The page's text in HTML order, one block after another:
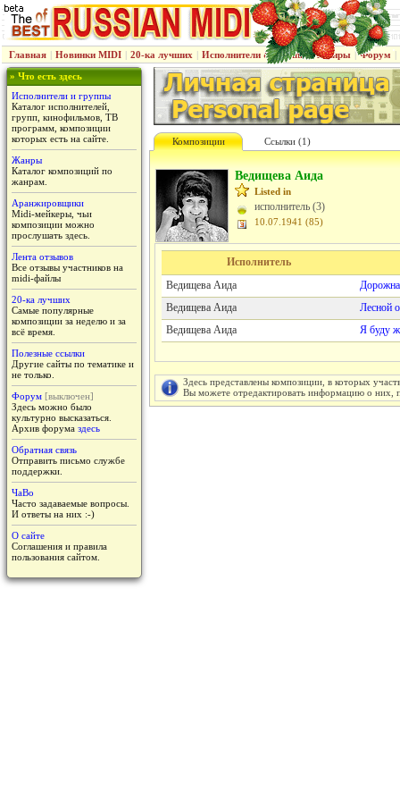
Главная | Новинки MIDI | 20-ка лучших | Исполнители & группы | Жанры | Форум |
» Что есть здесь
Исполнители и группы
Каталог исполнителей,
групп, кинофильмов, ТВ
программ, композиции
которых есть на сайте.
Жанры
Каталог композиций по
жанрам.
Аранжировщики
Midi-мейкеры, чьи
композиции можно
прослушать здесь.
Лента отзывов
Все отзывы участников на
midi-файлы
20-ка лучших
Самые популярные
композиции за неделю и за
всё время.
Полезные ссылки
Другие сайты по тематике и
не только.
Форум [выключен]
Здесь можно было
культурно высказаться.
Архив форума здесь
Обратная связь
Отправить письмо службе
поддержки.
ЧаВо
Часто задаваемые вопросы.
И ответы на них :-)
О сайте
Соглашения и правила
пользования сайтом.
Композиции Cсылки (1)
Ведищева Аида
Listed in
исполнитель (3)
10.07.1941 (85)
Исполнитель
Ведищева Аида
Ведищева Аида
Лесной
Ведищева Аида
Я буду
Здесь представлены композиции, в которых
Вы можете отредактировать информацию о них,